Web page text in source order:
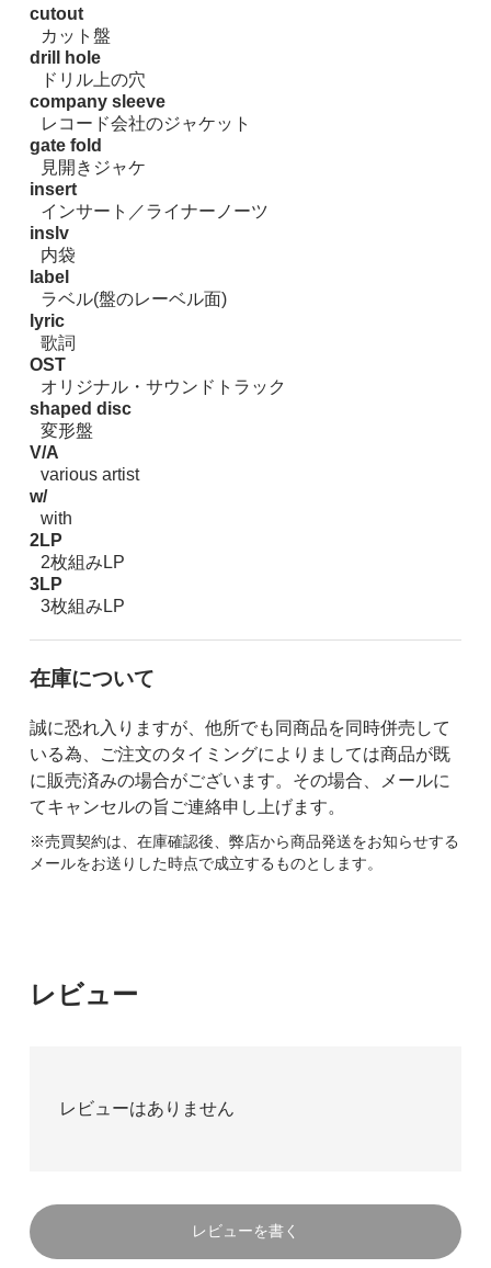
cutout
カット盤
drill hole
ドリル上の穴
company sleeve
レコード会社のジャケット
gate fold
見開きジャケ
insert
インサート／ライナーノーツ
inslv
内袋
label
ラベル(盤のレーベル面)
lyric
歌詞
OST
オリジナル・サウンドトラック
shaped disc
変形盤
V/A
various artist
w/
with
2LP
2枚組みLP
3LP
3枚組みLP
在庫について
誠に恐れ入りますが、他所でも同商品を同時併売して
いる為、ご注文のタイミングによりましては商品が既
に販売済みの場合がございます。その場合、メールに
てキャンセルの旨ご連絡申し上げます。
※売買契約は、在庫確認後、弊店から商品発送をお知らせする
メールをお送りした時点で成立するものとします。
レビュー
レビューはありません
レビューを書く